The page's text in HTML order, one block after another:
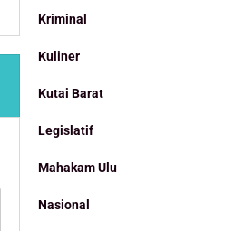
Kriminal
Kuliner
Kutai Barat
Legislatif
Mahakam Ulu
Nasional